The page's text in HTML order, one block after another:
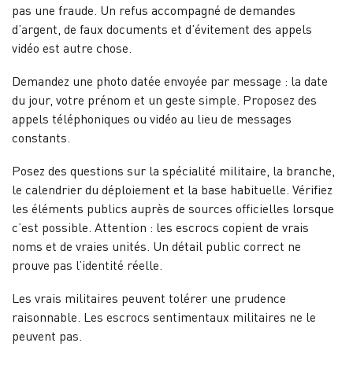
pas une fraude. Un refus accompagné de demandes
d’argent, de faux documents et d’évitement des appels
vidéo est autre chose.
Demandez une photo datée envoyée par message : la date
du jour, votre prénom et un geste simple. Proposez des
appels téléphoniques ou vidéo au lieu de messages
constants.
Posez des questions sur la spécialité militaire, la branche,
le calendrier du déploiement et la base habituelle. Vérifiez
les éléments publics auprès de sources officielles lorsque
c’est possible. Attention : les escrocs copient de vrais
noms et de vraies unités. Un détail public correct ne
prouve pas l’identité réelle.
Les vrais militaires peuvent tolérer une prudence
raisonnable. Les escrocs sentimentaux militaires ne le
peuvent pas.